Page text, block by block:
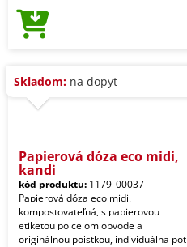
Skladom: na dopyt
Papierová dóza eco midi,
kandi
kód produktu: 1179_00037
Papierová dóza eco midi,
kompostovateľná, s papierovou
etiketou po celom obvode a
originálnou poistkou, individuálna pot